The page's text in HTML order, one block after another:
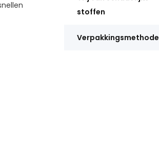
stoffen
Verpakkingsmethode